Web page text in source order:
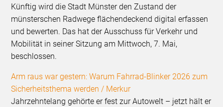
Künftig wird die Stadt Münster den Zustand der
münsterschen Radwege flächendeckend digital erfassen
und bewerten. Das hat der Ausschuss für Verkehr und
Mobilität in seiner Sitzung am Mittwoch, 7. Mai,
beschlossen.
Arm raus war gestern: Warum Fahrrad-Blinker 2026 zum
Sicherheitsthema werden / Merkur
Jahrzehntelang gehörte er fest zur Autowelt – jetzt hält er